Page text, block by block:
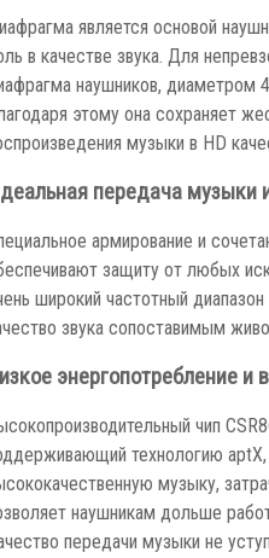
является основой
в качестве звука. Для
наушников, диаметром
этому она сохраняет
музыки в HD
передача музыки
армирование и
защиту от любых
широкий частотный
звука сопоставимым
энергопотребление и
чип
технологию aptX,
музыку,
наушникам дольше
передачи музыки не